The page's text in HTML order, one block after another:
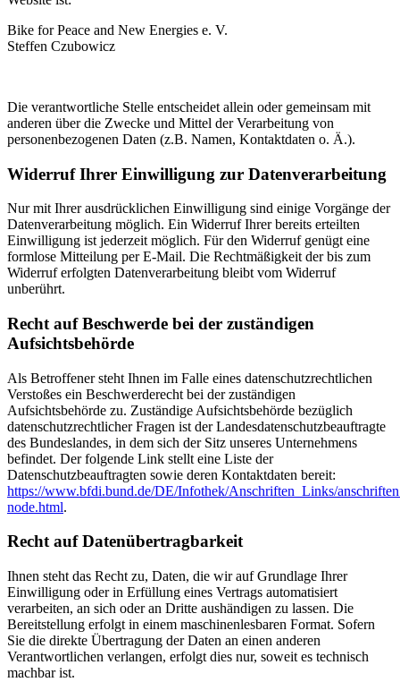
Bike for Peace and New Energies e. V.
Steffen Czubowicz
Die verantwortliche Stelle entscheidet allein oder gemeinsam mit
anderen über die Zwecke und Mittel der Verarbeitung von
personenbezogenen Daten (z.B. Namen, Kontaktdaten o. Ä.).
Widerruf Ihrer Einwilligung zur Datenverarbeitung
Nur mit Ihrer ausdrücklichen Einwilligung sind einige Vorgänge der
Datenverarbeitung möglich. Ein Widerruf Ihrer bereits erteilten
Einwilligung ist jederzeit möglich. Für den Widerruf genügt eine
formlose Mitteilung per E-Mail. Die Rechtmäßigkeit der bis zum
Widerruf erfolgten Datenverarbeitung bleibt vom Widerruf
unberührt.
Recht auf Beschwerde bei der zuständigen
Aufsichtsbehörde
Als Betroffener steht Ihnen im Falle eines datenschutzrechtlichen
Verstoßes ein Beschwerderecht bei der zuständigen
Aufsichtsbehörde zu. Zuständige Aufsichtsbehörde bezüglich
datenschutzrechtlicher Fragen ist der Landesdatenschutzbeauftragte
des Bundeslandes, in dem sich der Sitz unseres Unternehmens
befindet. Der folgende Link stellt eine Liste der
Datenschutzbeauftragten sowie deren Kontaktdaten bereit:
https://www.bfdi.bund.de/DE/Infothek/Anschriften_Links/
node.html.
Recht auf Datenübertragbarkeit
Ihnen steht das Recht zu, Daten, die wir auf Grundlage Ihrer
Einwilligung oder in Erfüllung eines Vertrags automatisiert
verarbeiten, an sich oder an Dritte aushändigen zu lassen. Die
Bereitstellung erfolgt in einem maschinenlesbaren Format. Sofern
Sie die direkte Übertragung der Daten an einen anderen
Verantwortlichen verlangen, erfolgt dies nur, soweit es technisch
machbar ist.